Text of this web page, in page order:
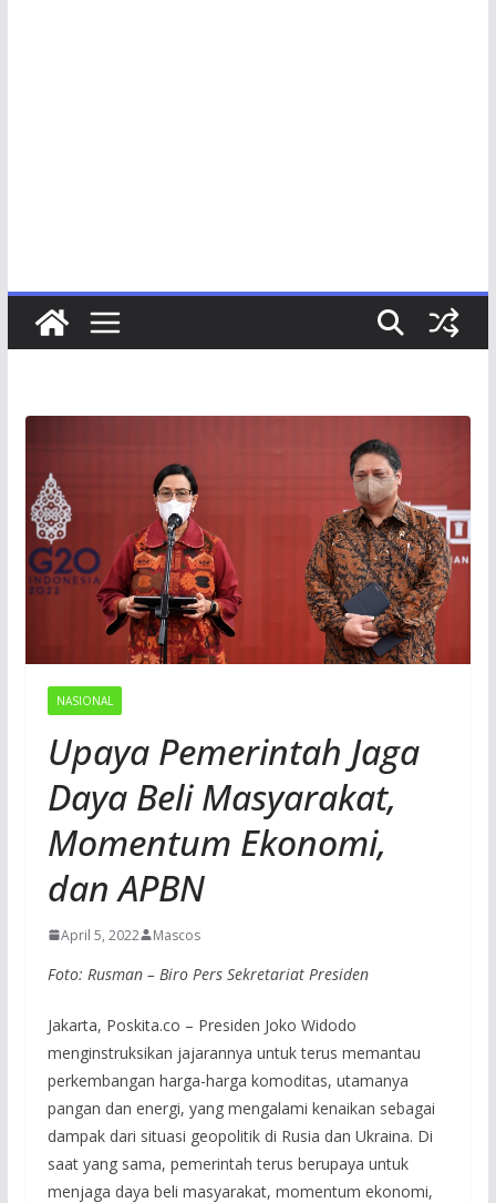
NASIONAL
Upaya Pemerintah Jaga
Daya Beli Masyarakat,
Momentum Ekonomi,
dan APBN
April 5, 2022 Mascos
Foto: Rusman – Biro Pers Sekretariat Presiden
Jakarta, Poskita.co – Presiden Joko Widodo
menginstruksikan jajarannya untuk terus memantau
perkembangan harga-harga komoditas, utamanya
pangan dan energi, yang mengalami kenaikan sebagai
dampak dari situasi geopolitik di Rusia dan Ukraina. Di
saat yang sama, pemerintah terus berupaya untuk
menjaga daya beli masyarakat, momentum ekonomi,